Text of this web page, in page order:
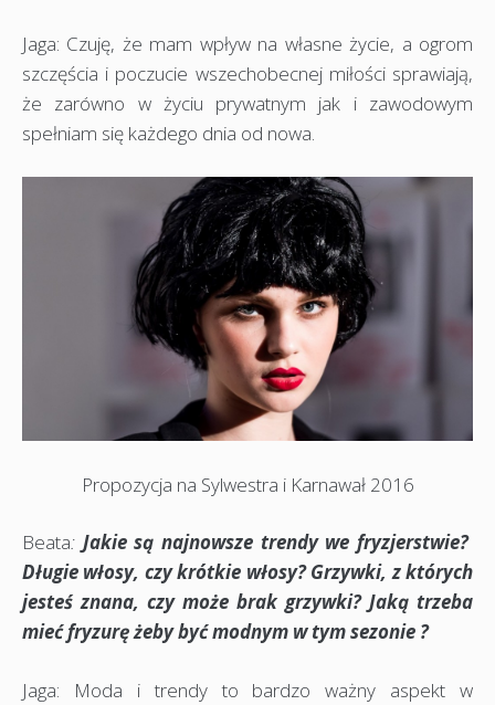
Jaga: Czuję, że mam wpływ na własne życie, a ogrom
szczęścia i poczucie wszechobecnej miłości sprawiają,
że zarówno w życiu prywatnym jak i zawodowym
spełniam się każdego dnia od nowa.
Propozycja na Sylwestra i Karnawał 2016
Beata: Jakie są najnowsze trendy we fryzjerstwie?
Długie włosy, czy krótkie włosy? Grzywki, z których
jesteś znana, czy może brak grzywki? Jaką trzeba
mieć fryzurę żeby być modnym w tym sezonie ?
Jaga: Moda i trendy to bardzo ważny aspekt w